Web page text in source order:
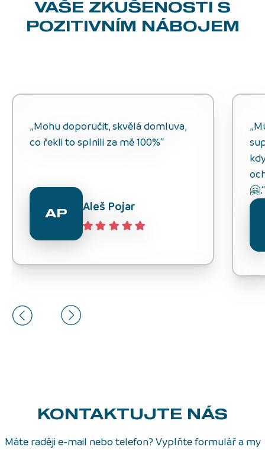
VAŠE ZKUŠENOSTI S
POZITIVNÍM NÁBOJEM
„Mohu doporučit, skvělá domluva,
co řekli to splnili za mě 100%“
AP Aleš Pojar
KONTAKTUJTE NÁS
Máte raději e-mail nebo telefon? Vyplňte formulář a my